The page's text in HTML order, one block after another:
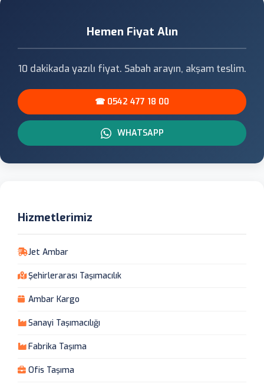
Hemen Fiyat Alın
10 dakikada yazılı fiyat. Sabah arayın, akşam teslim.
☎ 0542 477 18 00
WHATSAPP
Hizmetlerimiz
Jet Ambar
Şehirlerarası Taşımacılık
Ambar Kargo
Sanayi Taşımacılığı
Fabrika Taşıma
Ofis Taşıma